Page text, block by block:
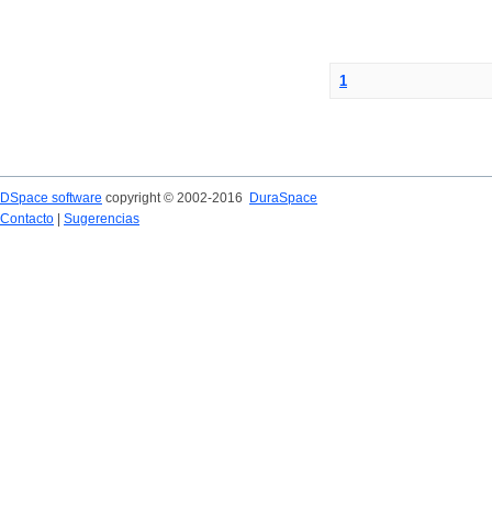
1
DSpace software copyright © 2002-2016
DuraSpace
Contacto
Sugerencias